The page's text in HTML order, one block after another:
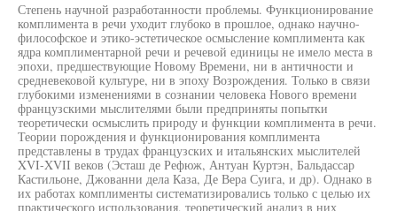
Степень научной разработанности проблемы. Функционирование
комплимента в речи уходит глубоко в прошлое, однако научно-
философское и этико-эстетическое осмысление комплимента как
ядра комплиментарной речи и речевой единицы не имело места в
эпохи, предшествующие Новому Времени, ни в античности и
средневековой культуре, ни в эпоху Возрождения. Только в связи
глубокими изменениями в сознании человека Нового времени
французскими мыслителями были предприняты попытки
теоретически осмыслить природу и функции комплимента в речи.
Теории порождения и функционирования комплимента
представлены в трудах французских и итальянских мыслителей
XVI-XVII веков (Эсташ де Рефюж, Антуан Куртэн, Бальдассар
Кастильоне, Джованни дела Каза, Де Вера Суига, и др). Однако в
их работах комплименты систематизировались только с целью их
практического использования, теоретический анализ в них